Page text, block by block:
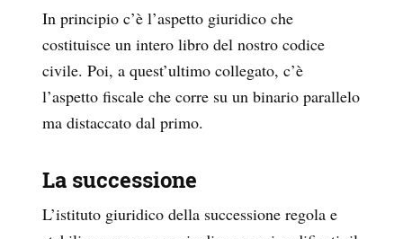
In principio c’è l’aspetto giuridico che
costituisce un intero libro del nostro codice
civile. Poi, a quest’ultimo collegato, c’è
l’aspetto fiscale che corre su un binario parallelo
ma distaccato dal primo.
La successione
L’istituto giuridico della successione regola e